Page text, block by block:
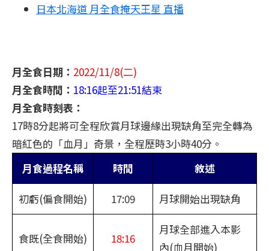
日本北海道 月全食掩天王星 直播
月全食日期： 2022/11/8(二)
月全食時間： 18:16起至21:51結束
月全食時刻表：
17時8分起將可全程欣賞月球邊緣出現缺角至完全轉為
暗紅色的「血月」奇景，全程歷時3小時40分。
月食過程名稱
時間 敘述
初虧(偏食開始) 17:09 月球開始出現缺角
食既(全食開始) 18:16
月球全部進入本影
內(血月開始)